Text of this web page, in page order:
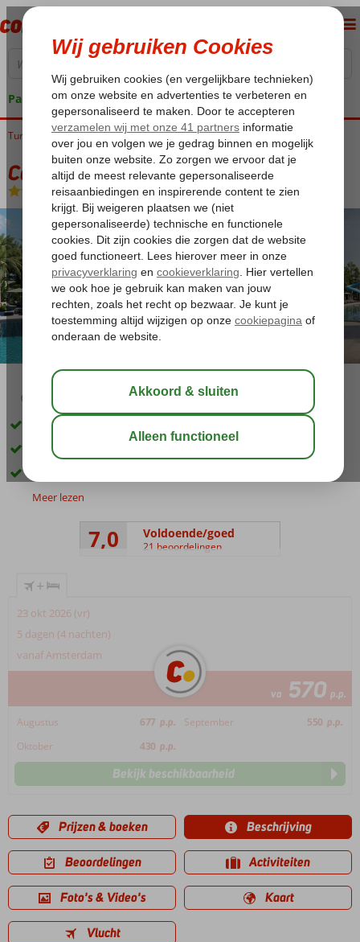
Pakketgarantie
Home
Turkije Turkse Riviera Alanya Okurcalar Calido Sol Hotel
Calido Sol Hotel
Ultra All Inclusive-Hotel
03:45
Direct aan het strand
Zwembad met glijbanen
Meer lezen
7,0 Voldoende/goed
21 beoordelingen
+
23 okt 2026 (vr)
5 dagen (4 nachten)
vanaf Amsterdam
va 570 p.p.
Augustus 677 p.p. September 550 p.p.
Oktober
430 p.p.
Bekijk beschikbaarheid
Prijzen & boeken Beschrijving
Beoordelingen Activiteiten
Foto's & Video's Kaart
Vlucht